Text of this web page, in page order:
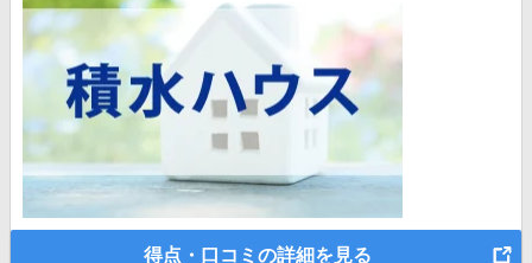
得点・口コミの詳細を見る